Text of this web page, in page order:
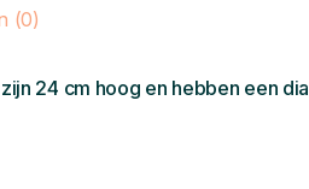
(0)
24 cm hoog en hebben een